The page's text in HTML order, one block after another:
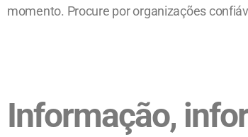
momento. Procure por organizações
Informação,